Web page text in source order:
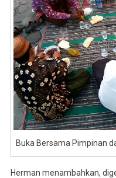
Buka Bersama Pimpinan
Herman menambahkan,